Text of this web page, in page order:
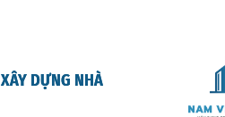
XÂY DỰNG NHÀ